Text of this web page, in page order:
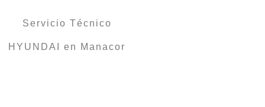
Servicio Técnico
HYUNDAI en Manacor